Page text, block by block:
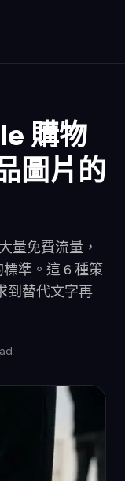
購物
圖片的
量免費流量，
準。這 6 種策
到替代文字再